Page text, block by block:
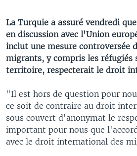
La Turquie a assuré vendredi
en discussion avec l'Union
inclut une mesure controversée
migrants, y compris les réfugiés
territoire, respecterait le droit
"Il est hors de question pour
ce soit de contraire au droit
sous couvert d'anonymat le
important pour nous que
avec le droit international des